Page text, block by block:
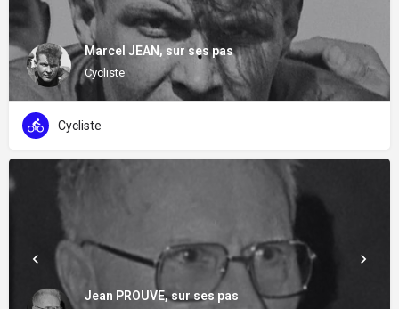
Marcel JEAN, sur ses pas
Cycliste
Cycliste
Jean PROUVE, sur ses pas